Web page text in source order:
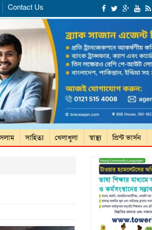
Contact Us
সাহিত্য খেলাধুলা স্বাস্থ্য প্রিন্ট ভার্সন